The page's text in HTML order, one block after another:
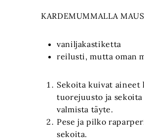
KARDEMUMMALLA
vaniljakastiketta
reilusti, mutta oman
Sekoita kuivat aineet
tuorejuusto ja
valmista täyte.
Pese ja pilko
sekoita.